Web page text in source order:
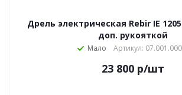
Дрель электрическая Rebir IE
доп. рукояткой
Мало Артикул:
23 800 р/шт